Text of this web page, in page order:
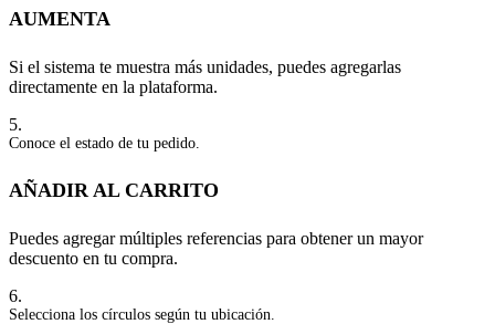
AUMENTA
Si el sistema te muestra más unidades, puedes agregarlas
directamente en la plataforma.
5.
Conoce el estado de tu pedido.
AÑADIR AL CARRITO
Puedes agregar múltiples referencias para obtener un mayor
descuento en tu compra.
6.
Selecciona los círculos según tu ubicación.